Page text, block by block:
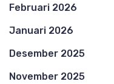
Februari 2026
Januari 2026
Desember 2025
November 2025